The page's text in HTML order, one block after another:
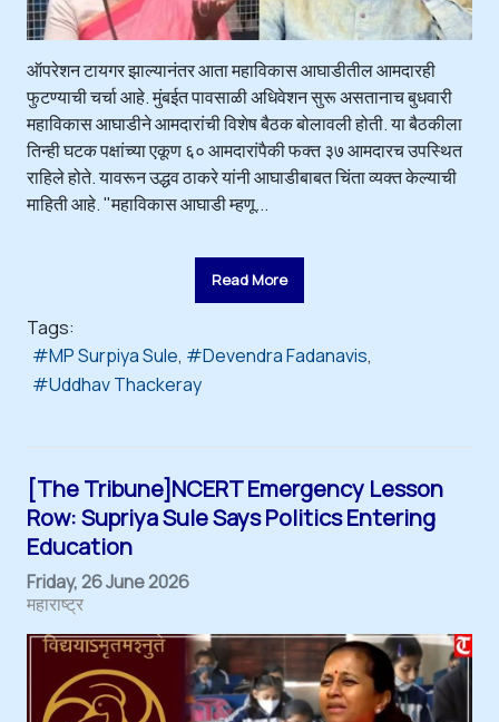
ऑपरेशन टायगर झाल्यानंतर आता महाविकास आघाडीतील आमदारही
फुटण्याची चर्चा आहे. मुंबईत पावसाळी अधिवेशन सुरू असतानाच बुधवारी
महाविकास आघाडीने आमदारांची विशेष बैठक बोलावली होती. या बैठकीला
तिन्ही घटक पक्षांच्या एकूण ६० आमदारांपैकी फक्त ३७ आमदारच उपस्थित
राहिले होते. यावरून उद्धव ठाकरे यांनी आघाडीबाबत चिंता व्यक्त केल्याची
माहिती आहे. "महाविकास आघाडी म्हणू...
Read More
Tags:
MP Surpiya Sule
Devendra Fadanavis
Uddhav Thackeray
[The Tribune]NCERT Emergency Lesson
Row: Supriya Sule Says Politics Entering
Education
Friday, 26 June 2026
महाराष्ट्र